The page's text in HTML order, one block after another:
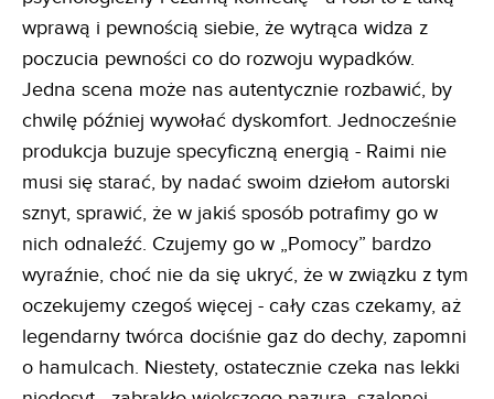
wprawą i pewnością siebie, że wytrąca widza z
poczucia pewności co do rozwoju wypadków.
Jedna scena może nas autentycznie rozbawić, by
chwilę później wywołać dyskomfort. Jednocześnie
produkcja buzuje specyficzną energią - Raimi nie
musi się starać, by nadać swoim dziełom autorski
sznyt, sprawić, że w jakiś sposób potrafimy go w
nich odnaleźć. Czujemy go w „Pomocy” bardzo
wyraźnie, choć nie da się ukryć, że w związku z tym
oczekujemy czegoś więcej - cały czas czekamy, aż
legendarny twórca dociśnie gaz do dechy, zapomni
o hamulcach. Niestety, ostatecznie czeka nas lekki